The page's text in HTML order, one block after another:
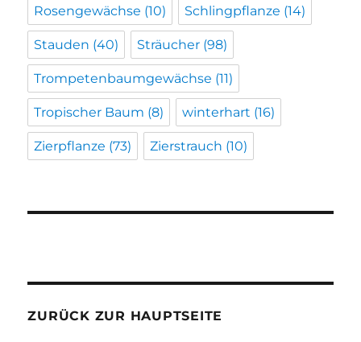
Rosengewächse (10) Schlingpflanze (14)
Stauden (40) Sträucher (98)
Trompetenbaumgewächse (11)
Tropischer Baum (8) winterhart (16)
Zierpflanze (73) Zierstrauch (10)
ZURÜCK ZUR HAUPTSEITE